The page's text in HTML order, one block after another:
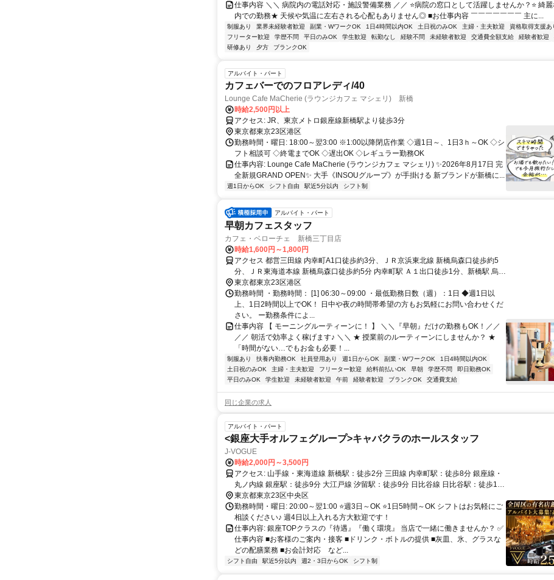
仕事内容 ＼＼ 病院内の電話対応・施設警備業務 ／／ ⭐病院の窓口として活躍しませんか？⭐ 綺
内での勤務★ 天候や気温に左右される心配もありません◎ ■お仕事内容 ￣￣￣￣￣￣￣ 主に...
制服あり 業界未経験者歓迎 副業・WワークOK 1日4時間以内OK 土日祝のみOK 主婦・主夫歓迎
資格取得支援あ
フリーター歓迎
学歴不問 平日のみOK 学生歓迎 転勤なし 経験不問 未経験者歓迎 交通費全額支給 経験者歓迎
研修あり
夕方 ブランクOK
アルバイト・パート
カフェバーでのフロアレディ/40
Lounge Cafe MaCherie (ラウンジカフェ マシェリ) 新橋
時給2,500円以上
アクセス: JR、東京メトロ銀座線新橋駅より徒歩3分
東京都東京23区港区
勤務時間・曜日: 18:00～翌3:00 ※1:00以降閉店作業 ◇週1日～、1日3ｈ～OK ◇シ
フト相談可 ◇終電までOK ◇遅出OK ◇レギュラー勤務OK
仕事内容: Lounge Cafe MaCherie (ラウンジカフェ マシェリ) ✨2026年8月17日 完
全新規GRAND OPEN✨ 大手《INSOUグループ》が手掛ける 新ブランドが新橋に...
週1日からOK シフト自由 駅近5分以内 シフト制
アルバイト・パート
早朝カフェスタッフ
カフェ・ベローチェ 新橋三丁目店
時給1,600円～1,800円
アクセス 都営三田線 内幸町A1口徒歩約3分、ＪＲ京浜東北線 新橋烏森口徒歩約5
分、ＪＲ東海道本線 新橋烏森口徒歩約5分 内幸町駅 Ａ１出口徒歩1分、新橋駅 烏森
口徒歩4分
東京都東京23区港区
勤務時間 ・勤務時間： [1] 06:30～09:00 ・最低勤務日数（週）：1日 ◆週1日以
上、1日2時間以上でOK！ 日中や夜の時間帯希望の方もお気軽にお問い合わせくだ
さい。 ー勤務条件によ...
仕事内容 【 モーニングルーティーンに！ 】 ＼＼『早朝』だけの勤務もOK！／／
／／ 朝活で効率よく稼げます♪ ＼＼ ★ 授業前のルーティーンにしませんか？ ★
「時間がない…でもお金も必要！...
制服あり 扶養内勤務OK 社員登用あり 週1日からOK 副業・WワークOK
1日4時間以内OK
土日祝のみOK
主婦・主夫歓迎 フリーター歓迎 給料前払いOK 早朝 学歴不問
即日勤務OK
平日のみOK
学生歓迎 未経験者歓迎 午前 経験者歓迎 ブランクOK 交通費支給
同じ企業の求人
アルバイト・パート
<銀座大手オルフェグループ>キャバクラのホールスタッフ
J-VOGUE
時給2,000円～3,500円
アクセス: 山手線・東海道線 新橋駅：徒歩2分 三田線 内幸町駅：徒歩8分 銀座線・
丸ノ内線 銀座駅：徒歩9分 大江戸線 汐留駅：徒歩9分 日比谷線 日比谷駅：徒歩10
分
東京都東京23区中央区
勤務時間・曜日: 20:00～翌1:00 ⭐️週3日～OK ⭐️1日5時間～OK シフトはお気軽にご
相談ください♪ 週4日以上入れる方大歓迎です！
仕事内容: 銀座TOPクラスの『待遇』『働く環境』 当店で一緒に働きませんか？ ✅️
仕事内容 ■お客様のご案内・接客 ■ドリンク・ボトルの提供 ■灰皿、氷、グラスな
どの配膳業務 ■お会計対応 など...
シフト自由 駅近5分以内 週2・3日からOK シフト制